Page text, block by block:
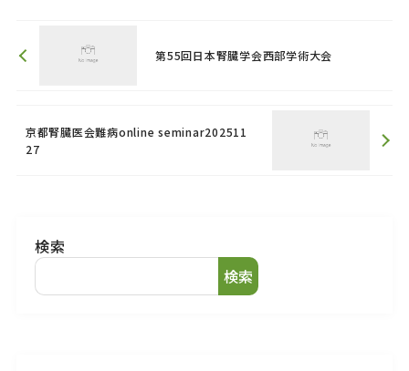
第55回日本腎臓学会西部学術大会
京都腎臓医会難病online seminar202511
27
検索
検索